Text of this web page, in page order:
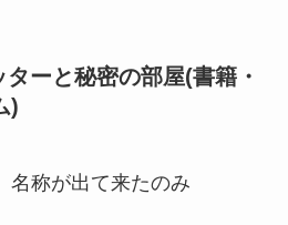
ーと秘密の部屋(書籍・
)
名称が出て来たのみ